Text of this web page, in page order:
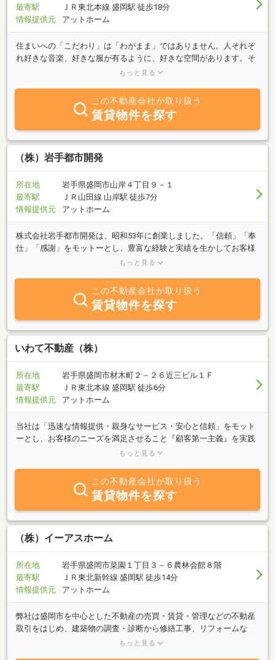
最寄駅
ＪＲ東北本線 盛岡駅 徒歩18分
情報提供元
アットホーム
住まいへの「こだわり」は「わがまま」ではありません。人それぞ
れ好きな音楽、好きな服が有るように、好きな空間があります。そ
の人にとってかけがえのない『ワクワクできる場所をマッチングす
イコンから弊社ホームページへお入りください(^^)/
もっと見る
この不動産会社が取り扱う
賃貸物件を探す
（株）岩手都市開発
所在地
岩手県盛岡市山岸４丁目９－１
最寄駅
ＪＲ山田線 山岸駅 徒歩7分
情報提供元
アットホーム
株式会社岩手都市開発は、昭和53年に創業しました。「信頼」「奉
仕」「感謝」をモットーとし、豊富な経験と実績を生かしてお客様
に対応するよう努めております。不動産を「売却したい」「購入し
丁寧にサポートします。なお、当社では不動産（土地・建物・ビ
ル・マンション・アパート）の買い取りを強化しております。お客
様の秘密を厳守し、無料にて「不動産査定」をしますので、どのよ
うな事でもお気軽にご相談下さい。
もっと見る
この不動産会社が取り扱う
賃貸物件を探す
いわて不動産（株）
所在地
岩手県盛岡市材木町２－２６近三ビル１Ｆ
最寄駅
ＪＲ東北本線 盛岡駅 徒歩6分
情報提供元
アットホーム
当社は「迅速な情報提供・親身なサービス・安心と信頼」をモット
ーとし、お客様のニーズを満足させること『顧客第一主義』を実践
し、「住まい」を通じて地域社会に貢献いたしたく、業務を営んで
アも広く網羅し、「売りたい」「買いたい」「貸したい」「借りた
い」「相談したい」等々、多種多様なニーズに対応可能です。盛岡
周辺での物件をお探しの際には、ぜひ当社までご相談下さいますよ
う、皆様からのお問い合わせ・ご来店をお待ちしております。
もっと見る
この不動産会社が取り扱う
賃貸物件を探す
（株）イーアスホーム
所在地
岩手県盛岡市菜園１丁目３－６農林会館８階
最寄駅
ＪＲ東北新幹線 盛岡駅 徒歩14分
情報提供元
アットホーム
弊社は盛岡市を中心とした不動産の売買・賃貸・管理などの不動産
取引をはじめ、建築物の調査・診断から修繕工事、リフォームな
ど、お客様の"お住まい"に関わる地域に密着した業務を行っており
もっと見る